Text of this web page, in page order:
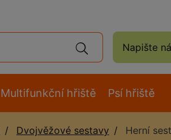
Napište
Multifunkční hřiště Psí hřiště
Dvojvěžové sestavy Herní